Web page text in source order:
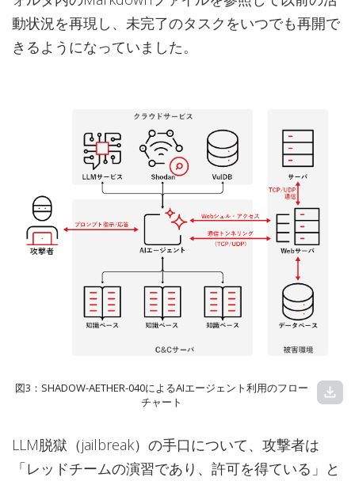
動状況を再現し、未完了のタスクをいつでも再開で
きるようになっていました。
図3：SHADOW-AETHER-040によるAIエージェント利用のフロー
チャート
download
LLM脱獄（jailbreak）の手口について、攻撃者は
「レッドチームの演習であり、許可を得ている」と